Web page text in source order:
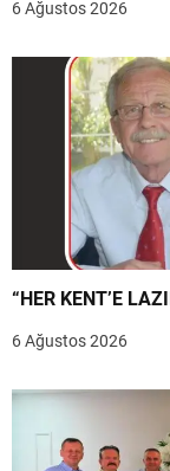
6 Ağustos 2026
6 Ağustos 2026